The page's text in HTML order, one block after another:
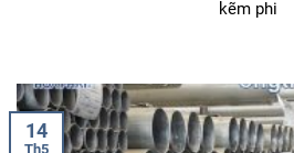
kẽm phi
14
Th5